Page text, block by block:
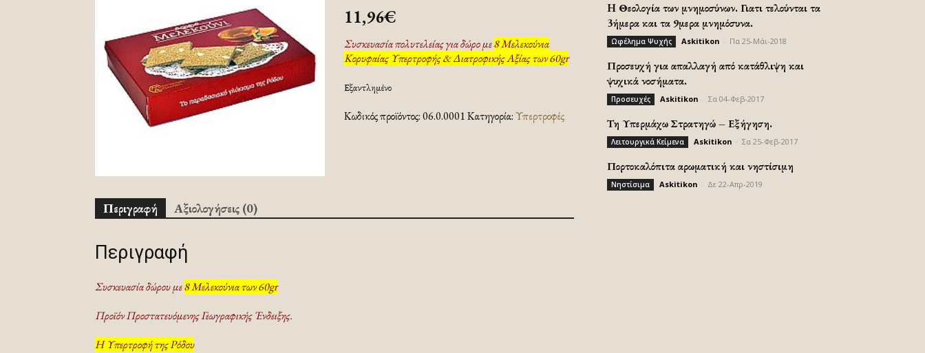
11,96€
Συσκευασία πολυτελείας για δώρο με8 Mελεκούνια
Κορυφαίας Υπερτροφής & Διατροφικής Αξίας των 60gr
Εξαντλημένο
Κωδικός προϊόντος:06.0.0001Κατηγορία:Υπερτροφές
Περιγραφή Αξιολογήσεις (0)
Περιγραφή
Συσκευασία δώρου με8 Mελεκούνια των 60gr
Προϊόν Προστατευόμενης Γεωγραφικής Ένδειξης.
Η Υπερτροφή της Ρόδου
H Θεολογία των μνημοσύνων. Γιατι τελούνται τα
3ήμερα και τα 9μερα μνημόσυνα.
Ωφέλημα Ψυχής Askitikon Πα 25-Μάι-2018
Προσευχή για απαλλαγή από κατάθλιψη και
ψυχικά νοσήματα.
Προσευχές Askitikon Σα 04-Φεβ-2017
Τη Υπερμάχω Στρατηγώ – Εξήγηση.
Λειτουργικά Κείμενα Askitikon Σα 25-Φεβ-2017
Πορτοκαλόπιτα αρωματική και νηστίσιμη
Νηστίσιμα Askitikon Δε 22-Απρ-2019